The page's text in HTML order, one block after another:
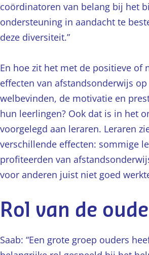
coördinatoren van belang bij het
ondersteuning in aandacht te
deze diversiteit.”
En hoe zit het met de positieve of
effecten van afstandsonderwijs
welbevinden, de motivatie en
hun leerlingen? Ook dat is in het
voorgelegd aan leraren. Leraren
verschillende effecten: sommige
profiteerden van
voor anderen juist niet goed
Rol van de
Saab: “Een grote groep ouders